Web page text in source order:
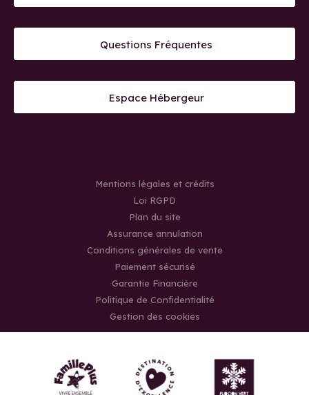
Questions Fréquentes
Espace Hébergeur
Mentions légales et crédits
Loi RGPD
Plan du site
Assurance annulation
Conditions générales de vente
Paiement sécurisé
Garantie Financière
Politique de Confidentialité
Gestion des cookies